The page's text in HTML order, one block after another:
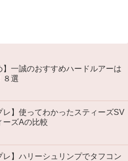
】一誠のおすすめハードルアーは
８選
レ】使ってわかったスティーズSV
ーズAの比較
レ】ハリーシュリンプでタフコン